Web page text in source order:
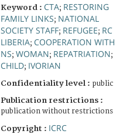
Keyword : CTA; RESTORING
FAMILY LINKS; NATIONAL
SOCIETY STAFF; REFUGEE; RC
LIBERIA; COOPERATION WITH
NS; WOMAN; REPATRIATION;
CHILD; IVORIAN
Confidentiality level : public
Publication restrictions :
publication without restrictions
Copyright : ICRC